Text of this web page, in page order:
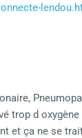
trop d oxygène
et ça ne se